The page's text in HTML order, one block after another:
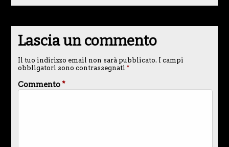
Lascia un commento
Il tuo indirizzo email non sarà pubblicato. I campi
obbligatori sono contrassegnati *
Commento*